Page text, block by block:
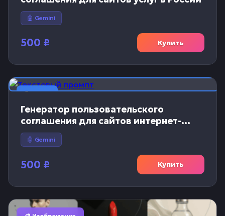
🤖 Gemini
500 ₽ Купить
📝 Текст
Генератор пользовательского
соглашения для сайтов интернет-
магазинов
🤖 Gemini
500 ₽ Купить